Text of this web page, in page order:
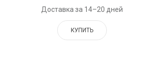
Доставка за 14–20 дней
КУПИТЬ